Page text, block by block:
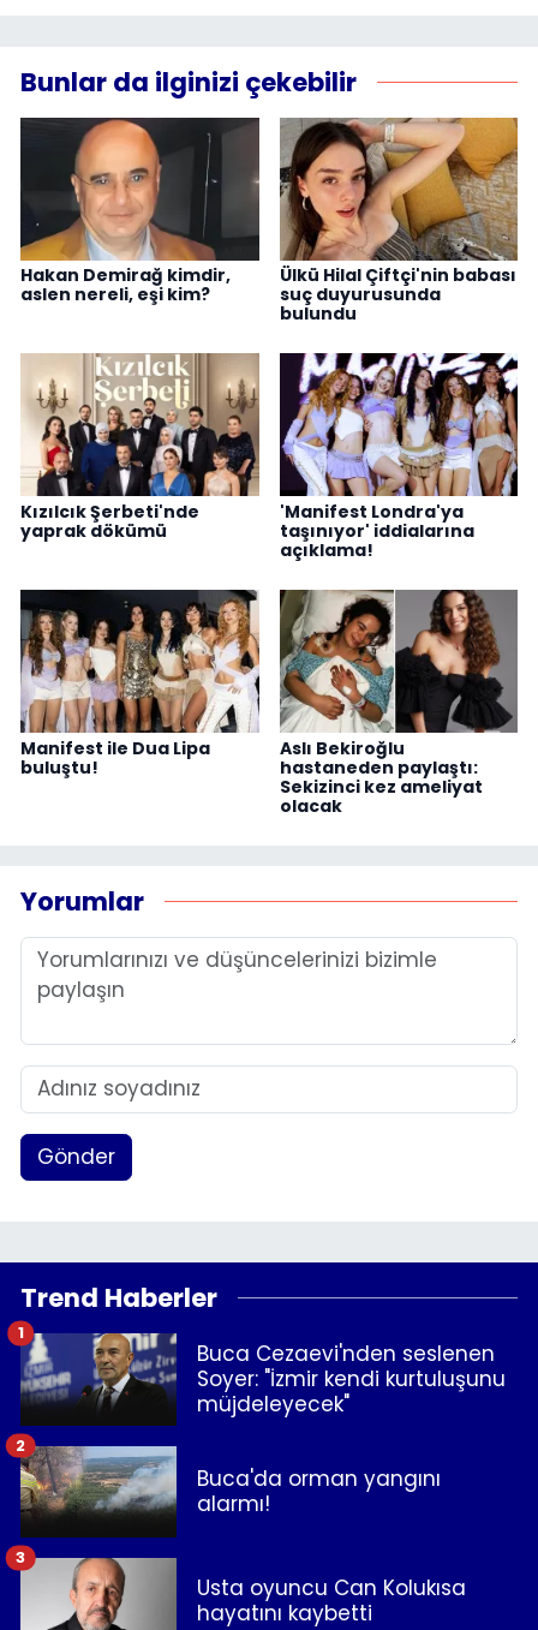
Bunlar da ilginizi çekebilir
Hakan Demirağ kimdir,
aslen nereli, eşi kim?
Ülkü Hilal Çiftçi'nin babası
suç duyurusunda
bulundu
Kızılcık Şerbeti'nde
yaprak dökümü
'Manifest Londra'ya
taşınıyor' iddialarına
açıklama!
Manifest ile Dua Lipa
buluştu!
Aslı Bekiroğlu
hastaneden paylaştı:
Sekizinci kez ameliyat
olacak
Yorumlar
Gönder
Trend Haberler
Buca Cezaevi'nden seslenen
Soyer: "İzmir kendi kurtuluşunu
müjdeleyecek"
1
Buca'da orman yangını
alarmı!
2
Usta oyuncu Can Kolukısa
hayatını kaybetti
3